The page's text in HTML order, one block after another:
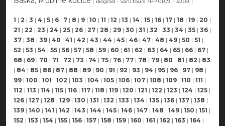
Biograd - Sani tours 7PP 01.09. - 30.09.
1 | 2 | 3 | 4 | 5 | 6 | 7 | 8 | 9 | 10 | 11 | 12 | 13 | 14 | 15 | 16 | 17 | 18 | 19 | 20 |
21 | 22 | 23 | 24 | 25 | 26 | 27 | 28 | 29 | 30 | 31 | 32 | 33 | 34 | 35 | 36 |
37 | 38 | 39 | 40 | 41 | 42 | 43 | 44 | 45 | 46 | 47 | 48 | 49 | 50 | 51 |
52 | 53 | 54 | 55 | 56 | 57 | 58 | 59 | 60 | 61 | 62 | 63 | 64 | 65 | 66 | 67 |
68 | 69 | 70 | 71 | 72 | 73 | 74 | 75 | 76 | 77 | 78 | 79 | 80 | 81 | 82 | 83
| 84 | 85 | 86 | 87 | 88 | 89 | 90 | 91 | 92 | 93 | 94 | 95 | 96 | 97 | 98 |
99 | 100 | 101 | 102 | 103 | 104 | 105 | 106 | 107 | 108 | 109 | 110 | 111 |
112 | 113 | 114 | 115 | 116 | 117 | 118 | 119 | 120 | 121 | 122 | 123 | 124 | 125 |
126 | 127 | 128 | 129 | 130 | 131 | 132 | 133 | 134 | 135 | 136 | 137 | 138 |
139 | 140 | 141 | 142 | 143 | 144 | 145 | 146 | 147 | 148 | 149 | 150 | 151 |
152 | 153 | 154 | 155 | 156 | 157 | 158 | 159 | 160 | 161 | 162 | 163 | 164 |